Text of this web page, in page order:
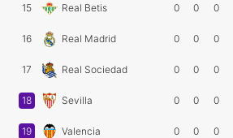
15 Real Betis 0 0 0
16 Real Madrid 0 0 0
17 Real Sociedad 0 0 0
18 Sevilla 0 0 0
19 Valencia 0 0 0